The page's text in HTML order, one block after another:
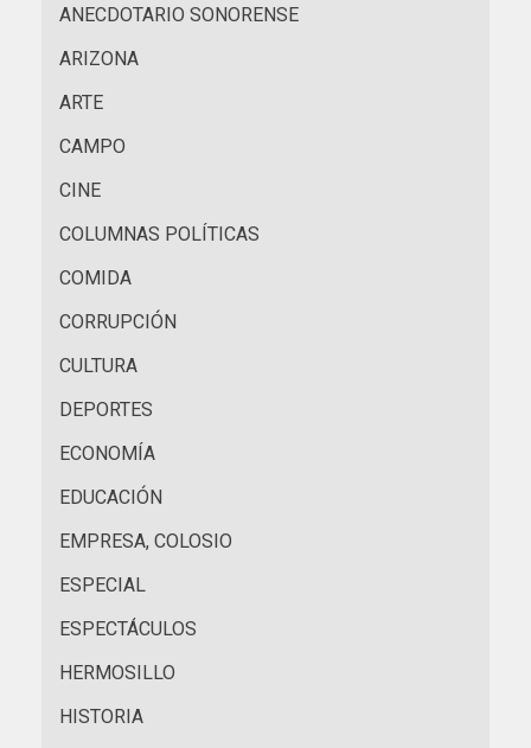
ANECDOTARIO SONORENSE
ARIZONA
ARTE
CAMPO
CINE
COLUMNAS POLÍTICAS
COMIDA
CORRUPCIÓN
CULTURA
DEPORTES
ECONOMÍA
EDUCACIÓN
EMPRESA, COLOSIO
ESPECIAL
ESPECTÁCULOS
HERMOSILLO
HISTORIA